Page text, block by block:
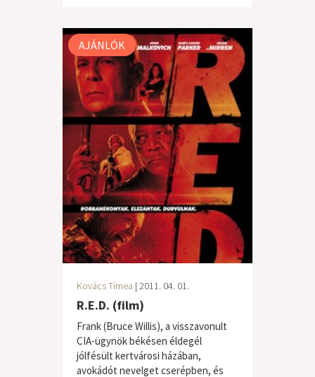
AJÁNLÓK
Kovács Tímea | 2011. 04. 01.
R.E.D. (film)
Frank (Bruce Willis), a visszavonult
CIA-ügynök békésen éldegél
jólfésült kertvárosi házában,
avokádót nevelget cserépben, és